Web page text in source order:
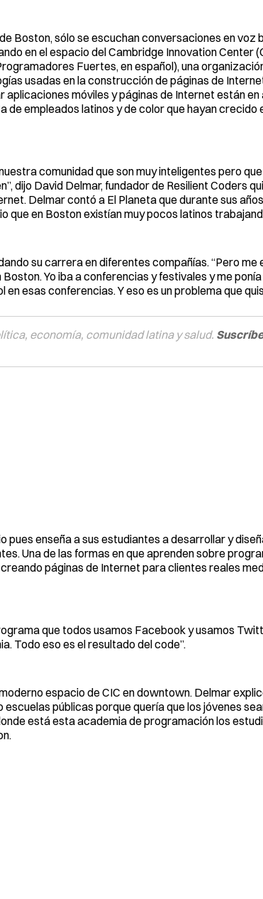
Boston, sólo se escuchan conversaciones en voz
en el espacio del Cambridge Innovation Center
Fuertes, en español), una
usadas en la construcción de páginas de
móviles y páginas de Internet están
empleados latinos y de color que hayan crecido
comunidad que son muy inteligentes pero
dijo David Delmar, fundador de Resilient Coders
Delmar contó a El Planeta que durante sus
en Boston existían muy pocos latinos
su carrera en diferentes compañías. “Pero
Yo iba a conferencias y festivales y me
esas conferencias. Y eso es un problema que
economía, comunidad latina y salud.
pues enseña a sus estudiantes a desarrollar y
Una de las formas en que aprenden sobre
páginas de Internet para clientes reales
que todos usamos Facebook y usamos
Todo eso es el resultado del code”.
espacio de CIC en downtown. Delmar
públicas porque quería que los jóvenes
está esta academia de programación los